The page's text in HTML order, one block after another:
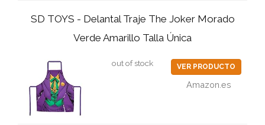
SD TOYS - Delantal Traje The Joker Morado
Verde Amarillo Talla Única
out of stock VER PRODUCTO
Amazon.es